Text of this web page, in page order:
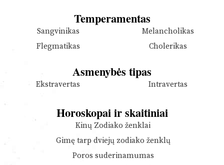
Temperamentas
Sangvinikas
Melancholikas
Flegmatikas
Cholerikas
Asmenybės tipas
Ekstravertas Intravertas
Horoskopai ir skaitiniai
Kinų Zodiako ženklai
Gimę tarp dviejų zodiako ženklų
Poros suderinamumas